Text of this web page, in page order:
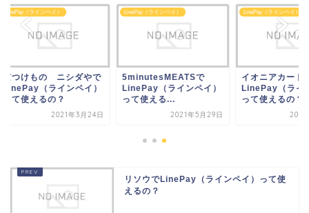
（ラインペイ）
けもの ニシダやで
（ラインペイ）
使えるの？
2021年3月24日
LinePay（ラインペイ）
5minutesMEATSで
LinePay（ラインペイ）
って使える...
2021年5月29日
LinePay（ラインペイ）
イオニアカード
LinePay（ラインペ
って使えるの？
2021年5
リソウでLinePay（ラインペイ）って使
えるの？